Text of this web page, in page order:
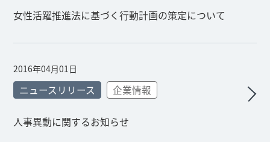
女性活躍推進法に基づく行動計画の策定について
2016年04月01日
ニュースリリース 企業情報
人事異動に関するお知らせ